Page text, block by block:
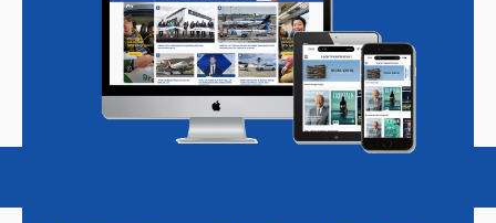
Magazine Podcasts Vacatures